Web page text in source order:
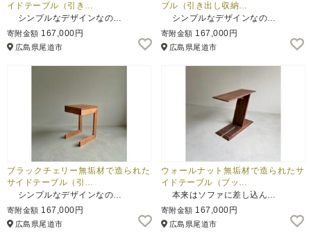
イドテーブル（引き…
シンプルなデザインなの…
寄附金額 167,000円
広島県尾道市
ブル（引き出し収納…
シンプルなデザインなの…
寄附金額 167,000円
広島県尾道市
ブラックチェリー無垢材で造られた
サイドテーブル（引…
シンプルなデザインなの…
寄附金額 167,000円
広島県尾道市
ウォールナット無垢材で造られたサ
イドテーブル（ブッ…
本来はソファに差し込ん…
寄附金額 167,000円
広島県尾道市